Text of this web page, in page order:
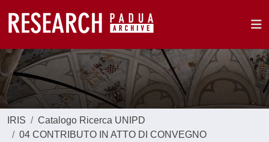
IRIS
Catalogo Ricerca UNIPD
04 CONTRIBUTO IN ATTO DI CONVEGNO